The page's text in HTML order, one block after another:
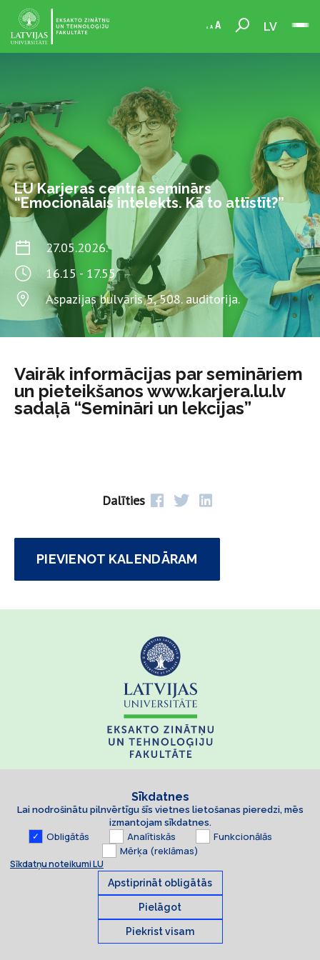
LV
LU Karjeras centra seminārs
“Emocionālais intelekts. Kā to attīstīt?”
27.05.2026.
16.15 - 17.55
Aspazijas bulvāris 5, 508. auditorija.
Vairāk informācijas par semināriem
un pieteikšanos www.karjera.lu.lv
sadaļā “Semināri un lekcijas”
Dalīties
PIEVIENOT KALENDĀRAM
© 2026 Latvijas Universitāte. Visas tiesības aizsargātas
Sīkdatnes
Lai nodrošinātu pilnvērtīgu šīs vietnes lietošanas pieredzi, mēs
izmantojam sīkdatnes.
Obligātās Analītiskās
Funkcionālās
Mērķa (reklāmas)
Sīkdatņu noteikumi LU
Apstiprināt obligātās
Pielāgot
Piekrist visam